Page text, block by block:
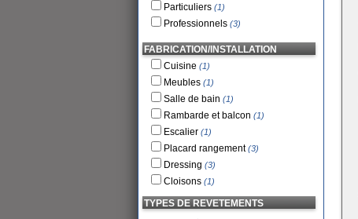
Particuliers (1)
Professionnels (3)
FABRICATION/INSTALLATION
Cuisine (1)
Meubles (1)
Salle de bain (1)
Rambarde et balcon (1)
Escalier (1)
Placard rangement(3)
Dressing (3)
Cloisons (1)
TYPES DE REVETEMENTS